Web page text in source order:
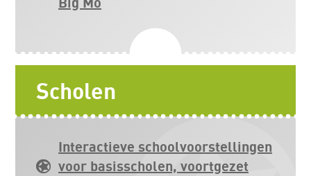
Scholen
Interactieve schoolvoorstellingen
voor basisscholen, voortgezet